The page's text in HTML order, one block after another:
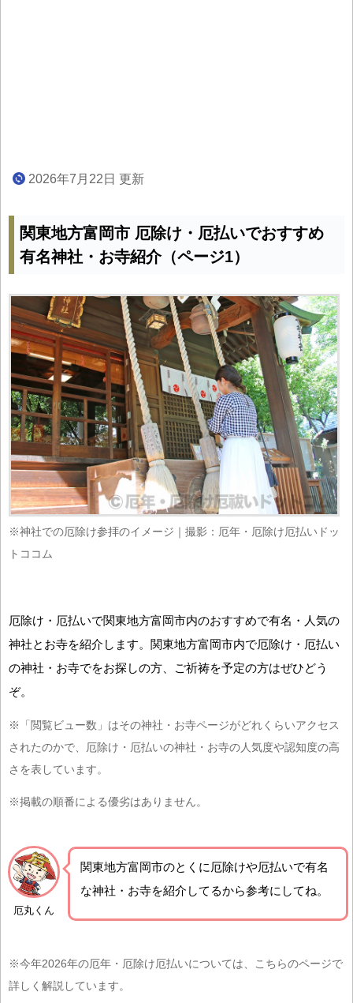
2026年7月22日 更新
関東地方富岡市 厄除け・厄払いでおすすめ
有名神社・お寺紹介（ページ1）
※神社での厄除け参拝のイメージ｜撮影：厄年・厄除け厄払いドッ
トココム
厄除け・厄払いで関東地方富岡市内のおすすめで有名・人気の
神社とお寺を紹介します。関東地方富岡市内で厄除け・厄払い
の神社・お寺でをお探しの方、ご祈祷を予定の方はぜひどう
ぞ。
※「閲覧ビュー数」はその神社・お寺ページがどれくらいアクセス
されたのかで、厄除け・厄払いの神社・お寺の人気度や認知度の高
さを表しています。
※掲載の順番による優劣はありません。
厄丸くん
関東地方富岡市のとくに厄除けや厄払いで有名
な神社・お寺を紹介 してるから参考にしてね。
※今年2026年の厄年・厄除け厄払いについては、こちらのページで
詳しく解説しています。